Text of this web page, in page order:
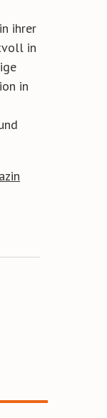
ihrer
in
in